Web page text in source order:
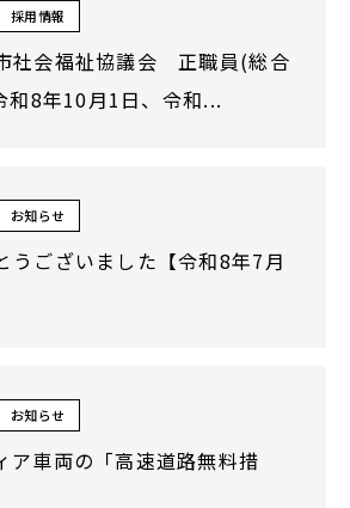
採用情報
社会福祉協議会 正職員(総合
和8年10月1日、令和...
お知らせ
うございました【令和8年7月
お知らせ
ア車両の「高速道路無料措